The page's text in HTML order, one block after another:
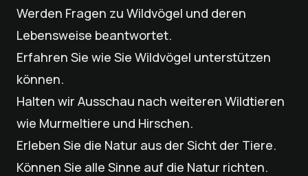
Werden Fragen zu Wildvögel und deren
Lebensweise beantwortet.
Erfahren Sie wie Sie Wildvögel unterstützen
können.
Halten wir Ausschau nach weiteren Wildtieren
wie Murmeltiere und Hirschen.
Erleben Sie die Natur aus der Sicht der Tiere.
Können Sie alle Sinne auf die Natur richten.